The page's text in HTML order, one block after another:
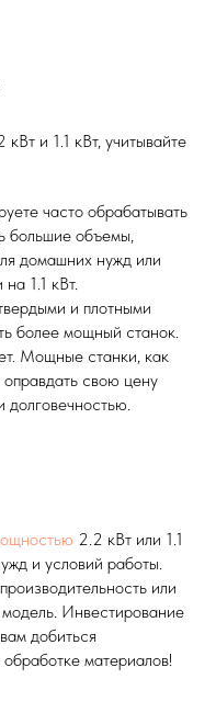
и 1.1 кВт, учитывайте
часто обрабатывать
большие объемы,
домашних нужд или
1.1 кВт.
и плотными
более мощный станок.
Мощные станки, как
оправдать свою цену
долговечностью.
2.2 кВт или 1.1
и условий работы.
или
Инвестирование
добиться
материалов!